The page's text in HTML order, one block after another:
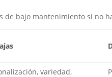
de bajo mantenimiento si no
variedad,